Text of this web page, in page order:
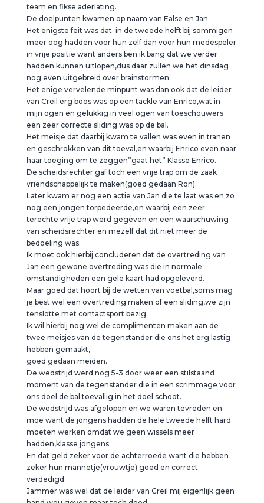
team en fikse aderlating.
De doelpunten kwamen op naam van Ealse en Jan.
Het enigste feit was dat in de tweede helft bij sommigen
meer oog hadden voor hun zelf dan voor hun medespeler
in vrije positie want anders ben ik bang dat we verder
hadden kunnen uitlopen,dus daar zullen we het dinsdag
nog even uitgebreid over brainstormen.
Het enige vervelende minpunt was dan ook dat de leider
van Creil erg boos was op een tackle van Enrico,wat in
mijn ogen en gelukkig in veel ogen van toeschouwers
een zeer correcte sliding was op de bal.
Het meisje dat daarbij kwam te vallen was even in tranen
en geschrokken van dit toeval,en waarbij Enrico even naar
haar toeging om te zeggen’’gaat het” Klasse Enrico.
De scheidsrechter gaf toch een vrije trap om de zaak
vriendschappelijk te maken(goed gedaan Ron).
Later kwam er nog een actie van Jan die te laat was en zo
nog een jongen torpedeerde,en waarbij een zeer
terechte vrije trap werd gegeven en een waarschuwing
van scheidsrechter en mezelf dat dit niet meer de
bedoeling was.
Ik moet ook hierbij concluderen dat de overtreding van
Jan een gewone overtreding was die in normale
omstandigheden een gele kaart had opgeleverd.
Maar goed dat hoort bij de wetten van voetbal,soms mag
je best wel een overtreding maken of een sliding,we zijn
tenslotte met contactsport bezig.
Ik wil hierbij nog wel de complimenten maken aan de
twee meisjes van de tegenstander die ons het erg lastig
hebben gemaakt,
goed gedaan meiden.
De wedstrijd werd nog 5-3 door weer een stilstaand
moment van de tegenstander die in een scrimmage voor
ons doel de bal toevallig in het doel schoot.
De wedstrijd was afgelopen en we waren tevreden en
moe want de jongens hadden de hele tweede helft hard
moeten werken omdat we geen wissels meer
hadden,klasse jongens.
En dat geld zeker voor de achterroede want die hebben
zeker hun mannetje(vrouwtje) goed en correct
verdedigd.
Jammer was wel dat de leider van Creil mij eigenlijk geen